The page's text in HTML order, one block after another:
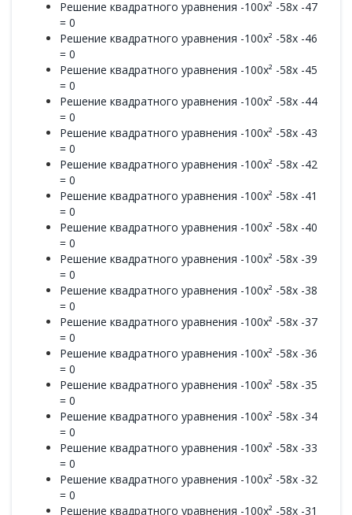
Решение квадратного уравнения -100x² -58x -47
= 0
Решение квадратного уравнения -100x² -58x -46
= 0
Решение квадратного уравнения -100x² -58x -45
= 0
Решение квадратного уравнения -100x² -58x -44
= 0
Решение квадратного уравнения -100x² -58x -43
= 0
Решение квадратного уравнения -100x² -58x -42
= 0
Решение квадратного уравнения -100x² -58x -41
= 0
Решение квадратного уравнения -100x² -58x -40
= 0
Решение квадратного уравнения -100x² -58x -39
= 0
Решение квадратного уравнения -100x² -58x -38
= 0
Решение квадратного уравнения -100x² -58x -37
= 0
Решение квадратного уравнения -100x² -58x -36
= 0
Решение квадратного уравнения -100x² -58x -35
= 0
Решение квадратного уравнения -100x² -58x -34
= 0
Решение квадратного уравнения -100x² -58x -33
= 0
Решение квадратного уравнения -100x² -58x -32
= 0
Решение квадратного уравнения -100x² -58x -31